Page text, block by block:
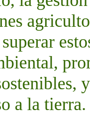
a la tierra.